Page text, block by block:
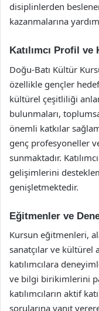
disiplinlerden
kazanmalarına
Katılımcı Profil ve
Doğu-Batı Kültür
özellikle gençler
kültürel çeşitliliği
bulunmaları,
önemli katkılar
genç profesyoneller
sunmaktadır.
gelişimlerini
genişletmektedir.
Eğitmenler ve
Kursun eğitmenleri,
sanatçılar ve kültürel
katılımcılara
ve bilgi birikimlerini
katılımcıların aktif
sorularına yanıt